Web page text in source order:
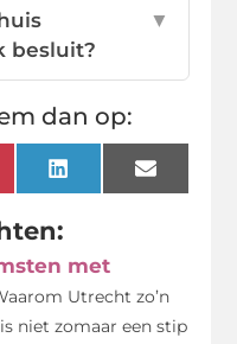
besluit?
▼
dan op:
LinkedInEmail
met
Utrecht zo’n
niet zomaar een stip